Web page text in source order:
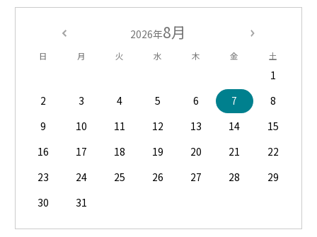
2026年8月
日 月 火 水 木 金 土
1
2
3 4 5 6 7
8
9
10 11 12 13 14
15
16
17 18 19 20 21
22
23
24 25 26 27 28
29
30
31